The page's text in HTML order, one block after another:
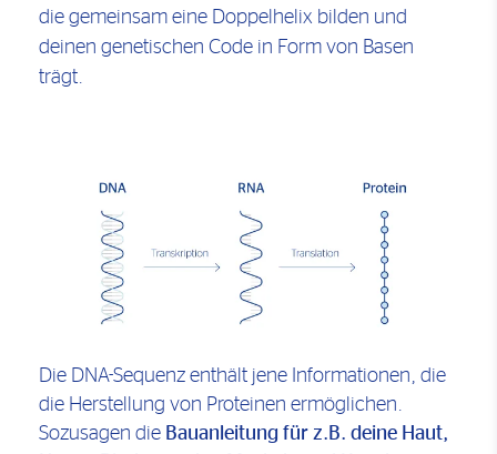
die gemeinsam eine Doppelhelix bilden und
deinen genetischen Code in Form von Basen
trägt.
Die DNA-Sequenz enthält jene Informationen, die
die Herstellung von Proteinen ermöglichen.
Sozusagen die Bauanleitung für z.B. deine Haut,